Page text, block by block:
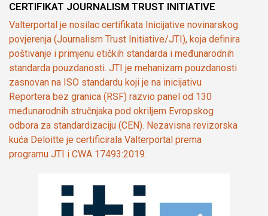
CERTIFIKAT JOURNALISM TRUST INITIATIVE
Valterportal je nosilac certifikata Inicijative novinarskog
povjerenja (Journalism Trust Initiative/JTI), koja definira
poštivanje i primjenu etičkih standarda i međunarodnih
standarda pouzdanosti. JTI je mehanizam pouzdanosti
zasnovan na ISO standardu koji je na inicijativu
Reportera bez granica (RSF) razvio panel od 130
međunarodnih stručnjaka pod okriljem Evropskog
odbora za standardizaciju (CEN). Nezavisna revizorska
kuća Deloitte je certificirala Valterportal prema
programu JTI i CWA 17493:2019.